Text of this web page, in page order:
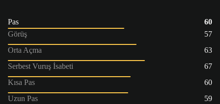
Pas
60
Görüş
57
Orta Açma
63
Serbest Vuruş İsabeti
67
Kısa Pas
60
Uzun Pas
59